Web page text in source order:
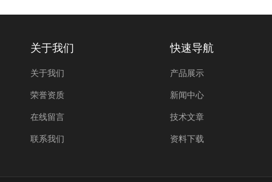
关于我们
关于我们
荣誉资质
在线留言
联系我们
快速导航
产品展示
新闻中心
技术文章
资料下载